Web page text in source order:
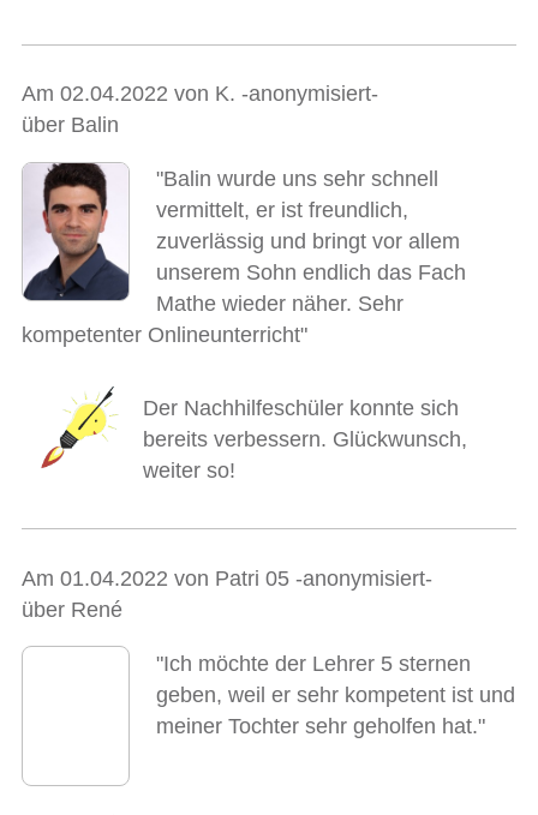
Am 02.04.2022 von K. -anonymisiert-
über Balin
"Balin wurde uns sehr schnell
vermittelt, er ist freundlich,
zuverlässig und bringt vor allem
unserem Sohn endlich das Fach
Mathe wieder näher. Sehr
kompetenter Onlineunterricht"
Der Nachhilfeschüler konnte sich
bereits verbessern. Glückwunsch,
weiter so!
Am 01.04.2022 von Patri 05 -anonymisiert-
über René
"Ich möchte der Lehrer 5 sternen
geben, weil er sehr kompetent ist und
meiner Tochter sehr geholfen hat."